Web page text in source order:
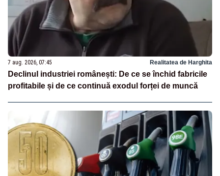
7 aug. 2026, 07:45 Realitatea de Harghita
Declinul industriei românești: De ce se închid fabricile
profitabile și de ce continuă exodul forței de muncă